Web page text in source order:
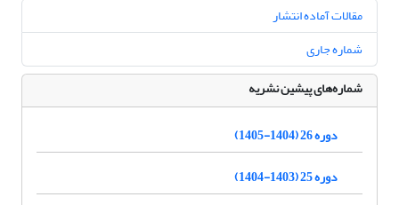
مقالات آماده انتشار
شماره جاری
شماره‌های پیشین نشریه
دوره 26 (1404-1405)
دوره 25 (1403-1404)